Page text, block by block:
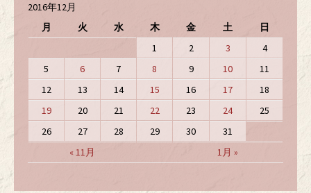
2016年12月
月
火 水 木 金 土 日
« 11月 1月 »
1 2 3
4
5
6 7 8 9 10
11
12
13 14 15 16 17
18
19
20 21 22 23 24
25
26
27 28 29 30 31